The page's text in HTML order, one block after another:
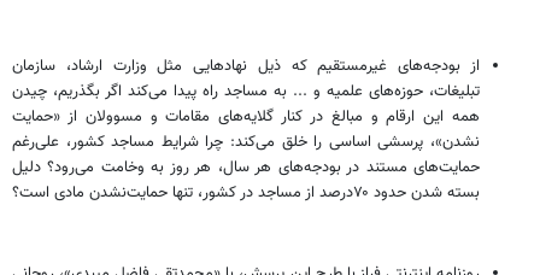
از بودجه‌های غیرمستقیم که ذیل نهادهایی مثل وزارت ارشاد، سازمان
تبلیغات، حوزه‌های علمیه و ... به مساجد راه پیدا می‌کند اگر بگذریم، چیدن
همه این ارقام و مبالغ در کنار گلایه‌های مقامات و مسوولان از «حمایت
نشدن»، پرسشی اساسی را خلق می‌کند: چرا شرایط مساجد کشور، علی‌رغم
حمایت‌های مستند در بودجه‌های هر سال، هر روز به وخامت می‌رود؟ دلیل
بسته شدن حدود ۷۰درصد از مساجد در کشور، تنها حمایت‌نشدن مادی است؟